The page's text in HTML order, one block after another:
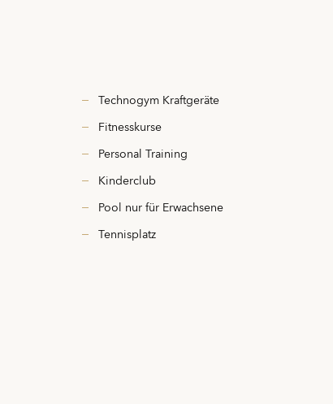
Technogym Kraftgeräte
Fitnesskurse
Personal Training
Kinderclub
Pool nur für Erwachsene
Tennisplatz